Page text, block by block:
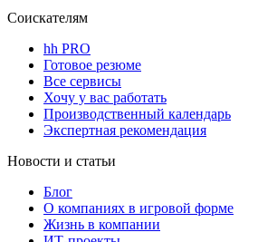
Соискателям
hh PRO
Готовое резюме
Все сервисы
Хочу у вас работать
Производственный календарь
Экспертная рекомендация
Новости и статьи
Блог
О компаниях в игровой форме
Жизнь в компании